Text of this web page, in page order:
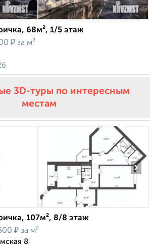
68м², 1/5 этаж
₽ за м²
3D-туры по интересным
местам
›
107м², 8/8 этаж
₽ за м²
8